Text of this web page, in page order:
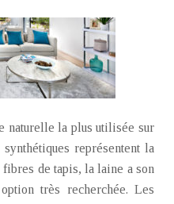
naturelle la plus utilisée sur
représentent la
de tapis, la laine a son
très recherchée. Les